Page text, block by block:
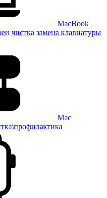
MacBook
чистка замена клавиатуры
Mac